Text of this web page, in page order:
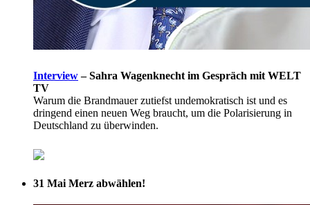
Interview– Sahra Wagenknecht im Gespräch mit WELT
TV
Warum die Brandmauer zutiefst undemokratisch ist und es
dringend einen neuen Weg braucht, um die Polarisierung in
Deutschland zu überwinden.
31 Mai Merz abwählen!